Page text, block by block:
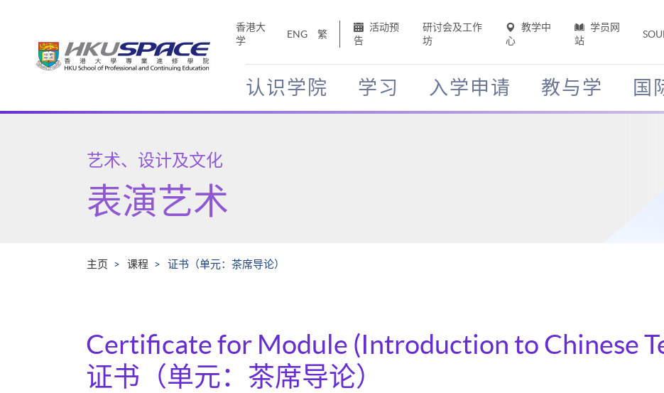
香港大
学
ENG 繁
活动预
告
研讨会及工作
坊
教学中
心
学员网
站
SOUL
认识学院 学习 入学申请 教与学 国
Main
艺术、设计及文化
表演艺术
主页 课程 证书（单元：茶席导论）
Certificate for Module (Introduction to Chinese
证书（单元：茶席导论）